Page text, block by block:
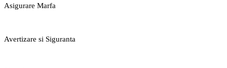
Asigurare Marfa
Avertizare si Siguranta